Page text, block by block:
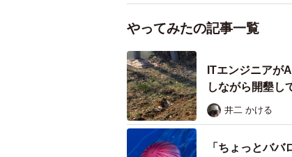
やってみたの記事一覧
ITエンジニアが
しながら開墾
井二 かける
「ちょっとバ